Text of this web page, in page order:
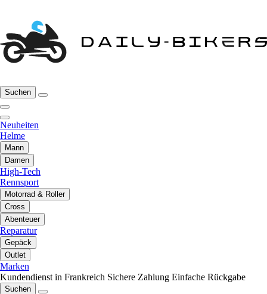
Suchen
Neuheiten
Helme
Mann
Damen
High-Tech
Rennsport
Motorrad & Roller
Cross
Abenteuer
Reparatur
Gepäck
Outlet
Marken
Kundendienst in Frankreich Sichere Zahlung Einfache Rückgabe
Suchen